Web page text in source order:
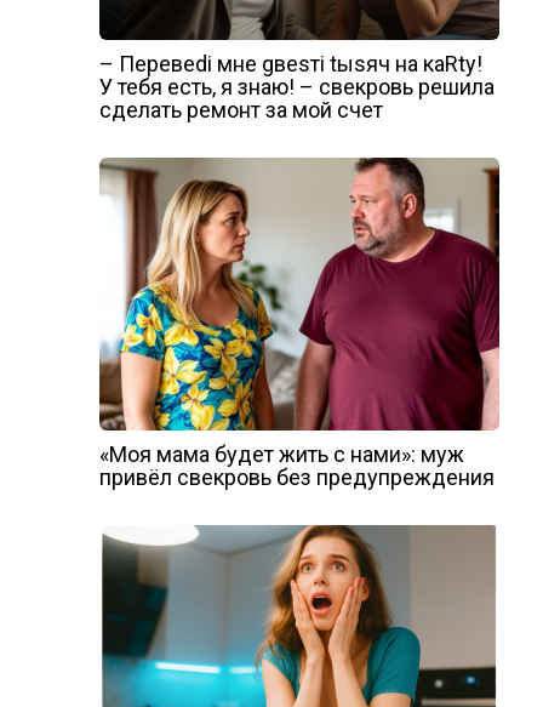
– Перевеdi мне gвеsтi tыsяч на каRtу!
У тебя есть, я знаю! – свекровь решила
сделать ремонт за мой счет
«Моя мама будет жить с нами»: муж
привёл свекровь без предупреждения